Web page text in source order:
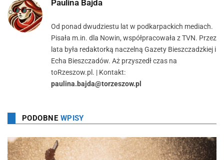
Paulina Bajda
Od ponad dwudziestu lat w podkarpackich mediach.
Pisała m.in. dla Nowin, współpracowała z TVN. Przez
lata była redaktorką naczelną Gazety Bieszczadzkiej i
Echa Bieszczadów. Aż przyszedł czas na
toRzeszow.pl. | Kontakt:
paulina.bajda@torzeszow.pl
PODOBNE WPISY